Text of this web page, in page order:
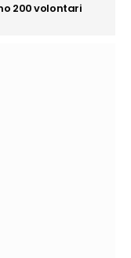
200 volontari